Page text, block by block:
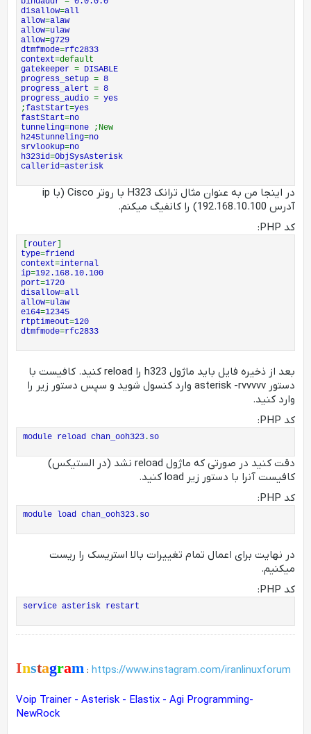
disallow=all
allow=alaw
allow=ulaw
allow=g729
dtmfmode=rfc2833
context=default
gatekeeper = DISABLE
progress_setup = 8
progress_alert = 8
progress_audio = yes
;fastStart=yes
fastStart=no
tunneling=none
;New
h245tunneling=no
srvlookup=no
h323id=ObjSysAsterisk
callerid=asterisk
در اینجا من به عنوان مثال ترانک H323 با روتر Cisco (با ip
آدرس 192.168.10.100) را کانفیگ میکنم.
کد PHP:
router
type=friend
context=internal
ip=192.168.10.100
port=1720
disallow=all
allow=ulaw
e164=12345
rtptimeout=120
dtmfmode=rfc2833
بعد از ذخیره فایل باید ماژول h323 را reload کنید. کافیست با
دستور asterisk -rvvvvv وارد کنسول شوید و سپس دستور زیر را
وارد کنید.
کد PHP:
module reload chan_ooh323 . so
دقت کنید در صورتی که ماژول reload نشد (در الستیکس)
کافیست آنرا با دستور زیر load کنید.
کد PHP:
module load chan_ooh323 . so
در نهایت برای اعمال تمام تغییرات بالا استریسک را ریست
میکنیم.
کد PHP:
service asterisk restart
Instagram : https://www.instagram.com/iranlinuxforum
Voip Trainer - Asterisk - Elastix - Agi Programming-
NewRock